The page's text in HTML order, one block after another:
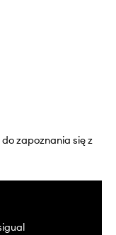
zapoznania się z